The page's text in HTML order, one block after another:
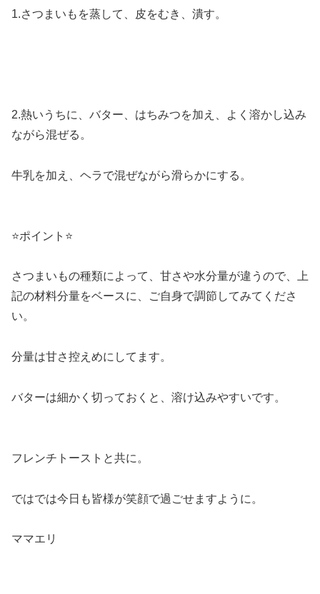
1.さつまいもを蒸して、皮をむき、潰す。
2.熱いうちに、バター、はちみつを加え、よく溶かし込み
ながら混ぜる。
牛乳を加え、ヘラで混ぜながら滑らかにする。
⭐️ポイント⭐️
さつまいもの種類によって、甘さや水分量が違うので、上
記の材料分量をベースに、ご自身で調節してみてくださ
い。
分量は甘さ控えめにしてます。
バターは細かく切っておくと、溶け込みやすいです。
フレンチトーストと共に。
ではでは今日も皆様が笑顔で過ごせますように。
ママエリ